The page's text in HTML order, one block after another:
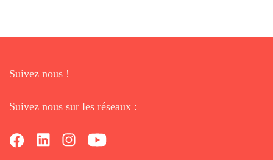
Suivez nous !
Suivez nous sur les réseaux :